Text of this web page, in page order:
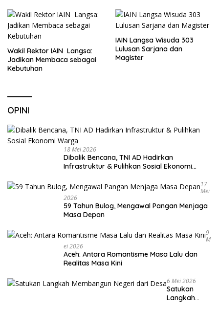
Wakil Rektor IAIN Langsa:
Jadikan Membaca sebagai
Kebutuhan
IAIN Langsa Wisuda 303
Lulusan Sarjana dan
Magister
OPINI
18 Mei 2026
Dibalik Bencana, TNI AD Hadirkan
Infrastruktur & Pulihkan Sosial Ekonomi
17
Mei
2026
59 Tahun Bulog, Mengawal Pangan Menjaga
Masa Depan
9
M
Ei 2026
Aceh: Antara Romantisme Masa Lalu dan
Realitas Masa Kini
6 Mei 2026
Satukan
Langkah